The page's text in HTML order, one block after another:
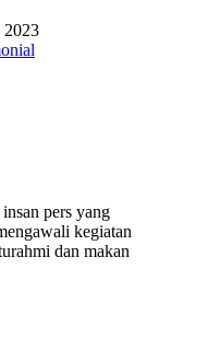
2023
pers yang
kegiatan
dan makan